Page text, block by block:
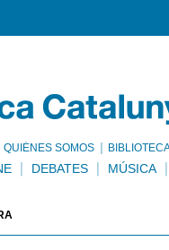
QUIÉNES SOMOS
DEBATES MÚSICA